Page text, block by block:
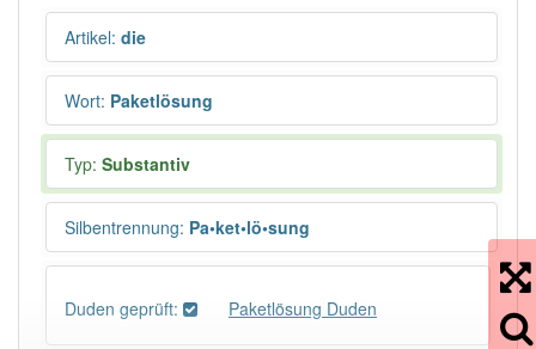
Artikel: die
Wort: Paketlösung
Typ: Substantiv
Silbentrennung: Pa•ket•lö•sung
Duden geprüft: Paketlösung Duden